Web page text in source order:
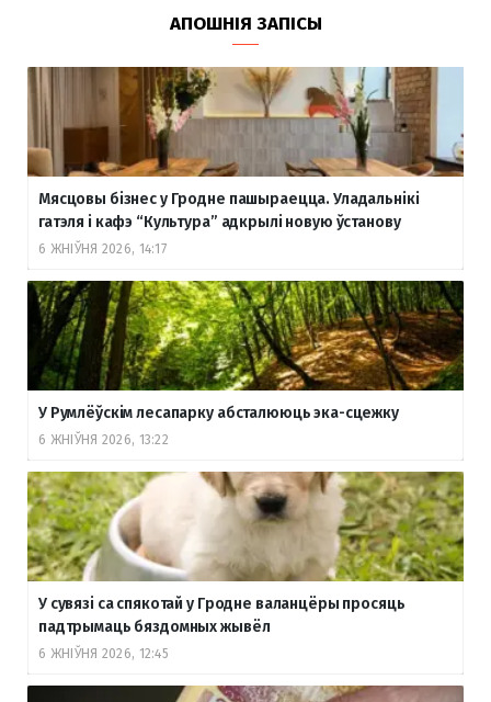
АПОШНІЯ ЗАПІСЫ
Мясцовы бізнес у Гродне пашыраецца. Уладальнікі
гатэля і кафэ “Культура” адкрылі новую ўстанову
6 ЖНІЎНЯ 2026, 14:17
У Румлёўскім лесапарку абсталююць эка-сцежку
6 ЖНІЎНЯ 2026, 13:22
У сувязі са спякотай у Гродне валанцёры просяць
падтрымаць бяздомных жывёл
6 ЖНІЎНЯ 2026, 12:45